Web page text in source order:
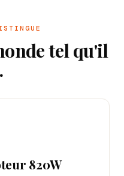
tel qu'il
820W